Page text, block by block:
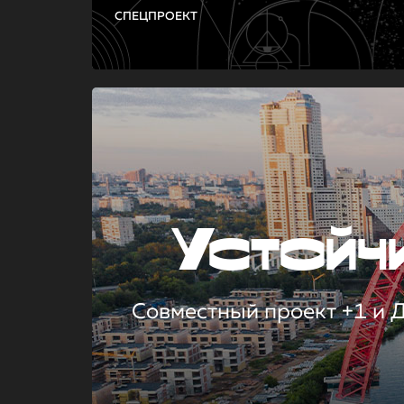
СПЕЦПРОЕКТ
Совместный проект +1 и